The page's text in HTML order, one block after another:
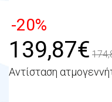
-20%
139,87€
Αντίσταση